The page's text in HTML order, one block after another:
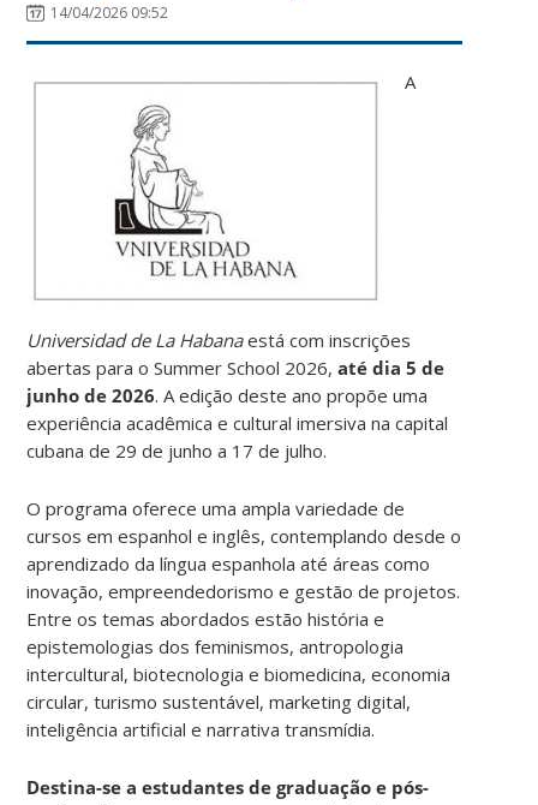
14/04/2026 09:52
A
Universidad de La Habanaestá com inscrições
abertas para o Summer School 2026,até dia 5 de
junho de 2026. A edição deste ano propõe uma
experiência acadêmica e cultural imersiva na capital
cubana de 29 de junho a 17 de julho.
O programa oferece uma ampla variedade de
cursos em espanhol e inglês, contemplando desde o
aprendizado da língua espanhola até áreas como
inovação, empreendedorismo e gestão de projetos.
Entre os temas abordados estão história e
epistemologias dos feminismos, antropologia
intercultural, biotecnologia e biomedicina, economia
circular, turismo sustentável, marketing digital,
inteligência artificial e narrativa transmídia.
Destina-se a estudantes de graduação e pós-